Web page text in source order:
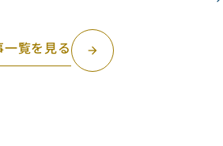
一覧を見る arrow_forward